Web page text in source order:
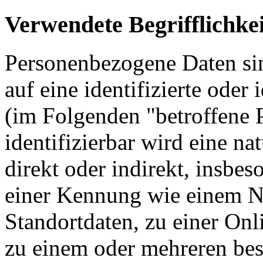
Verwendete
Personenbezogene Daten
auf eine identifizierte oder
(im Folgenden "betroffene
identifizierbar wird eine
direkt oder indirekt,
einer Kennung wie einem
Standortdaten, zu einer
zu einem oder mehreren